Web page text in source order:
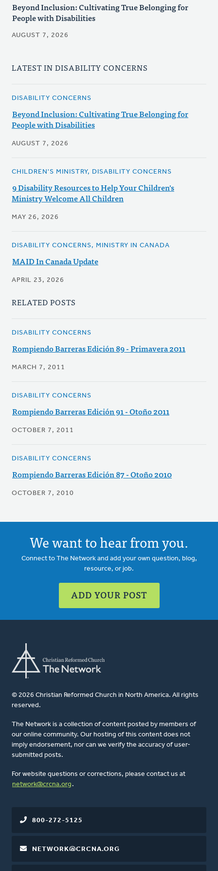
Beyond Inclusion: Cultivating True Belonging for
People with Disabilities
AUGUST 7, 2026
LATEST IN DISABILITY CONCERNS
DISABILITY CONCERNS
Beyond Inclusion: Cultivating True Belonging for
People with Disabilities
AUGUST 7, 2026
CHILDREN'S MINISTRY, DISABILITY CONCERNS
9 Disability Resources to Help Your Children's
Ministry Welcome All Children
MAY 26, 2026
DISABILITY CONCERNS, MINISTRY IN CANADA
MAID In Canada Update
APRIL 23, 2026
RELATED POSTS
DISABILITY CONCERNS
Rompiendo Barreras Edición 89 - Primavera 2011
MARCH 7, 2011
DISABILITY CONCERNS
Rompiendo Barreras Edición 91 - Otoño 2011
OCTOBER 7, 2011
DISABILITY CONCERNS
Rompiendo Barreras Edición 87 - Otoño 2010
OCTOBER 7, 2010
We want to hear from you.
Connect to The Network and add your own question, blog,
resource, or job.
ADD YOUR POST
© 2026 Christian Reformed Church in North America. All rights
reserved.
The Network is a collection of content posted by members of
our online community. Our hosting of this content does not
imply endorsement, nor can we verify the accuracy of user-
submitted posts.
For website questions or corrections, please contact us at
network@crcna.org .
800-272-5125
NETWORK@CRCNA.ORG